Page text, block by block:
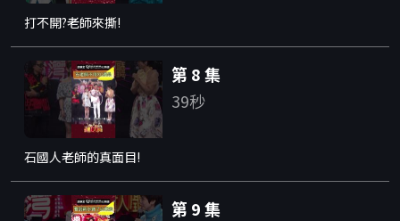
打不開?老師來撕!
第 8 集
39秒
石國人老師的真面目!
第 9 集